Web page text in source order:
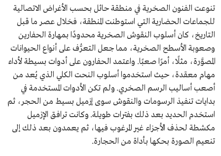
تنوعت الفنون الصخرية في منطقة حائل بحسب الأغراض الاتصالية
للجماعات الحضارية التي استوطنت المنطقة، فخلال عصر ما قبل
التاريخ، كان أسلوب النقوش الصخرية محدودًا بمهارة الحفارين
وصعوبة الأسطح الصخرية، مما جعل التعرُّف على أنواع الحيوانات
المصوَّرة، مثلًا، أمرًا صعبًا. واعتمد الحفارون على أدوات بسيطة لأداء
مهام معقدة، حيث استخدموا أسلوب النحت الكلي الذي يُعد من
أصعب أساليب الرسم الصخري. ولم تكن الأدوات المستخدمة في
بدايات تنفيذ الرسومات والنقوش سوى إزميل بسيط من الحجر، ثم
استخدم الحديد بعد ذلك بفترات طويلة. وكانت ترافق الإزميل
مكشطة لحذف الأجزاء غير المرغوب فيها، ثم يعمدون بعد ذلك إلى
تنعيم الصورة بحكها بأداة من الحجارة.